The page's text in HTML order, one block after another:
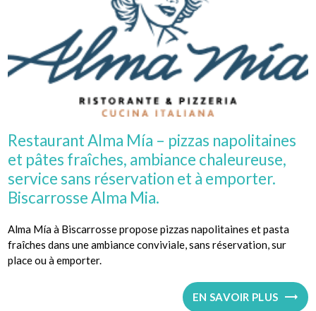
Restaurant Alma Mía – pizzas napolitaines
et pâtes fraîches, ambiance chaleureuse,
service sans réservation et à emporter.
Biscarrosse Alma Mia.
Alma Mía à Biscarrosse propose pizzas napolitaines et pasta
fraîches dans une ambiance conviviale, sans réservation, sur
place ou à emporter.
EN SAVOIR PLUS